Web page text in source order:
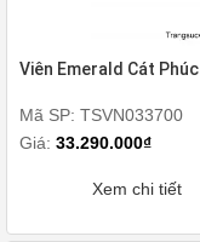
Viên Emerald Cát Phúc
Mã SP: TSVN033700
Giá: 33.290.000₫
Xem chi tiết